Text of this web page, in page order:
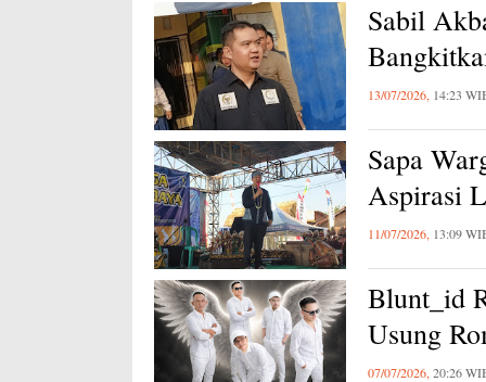
Sabil
13/07/2026, 14:23
Sapa
Aspirasi
11/07/2026, 13:09
Blunt_id
Usung
07/07/2026, 20:26